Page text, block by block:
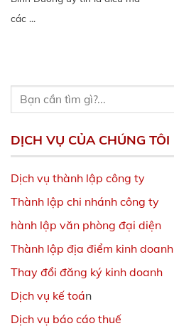
các ...
DỊCH VỤ CỦA CHÚNG TÔI
Dịch vụ thành lập công ty
Thành lập chi nhánh công ty
hành lập văn phòng đại diện
Thành lập địa điểm kinh doanh
Thay đổi đăng ký kinh doanh
Dịch vụ kế toán
Dịch vụ báo cáo thuế